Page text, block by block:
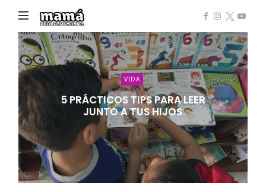
de
Alta
Demanda
VIDA
5 PRÁCTICOS TIPS PARA LEER
JUNTO A TUS HIJOS